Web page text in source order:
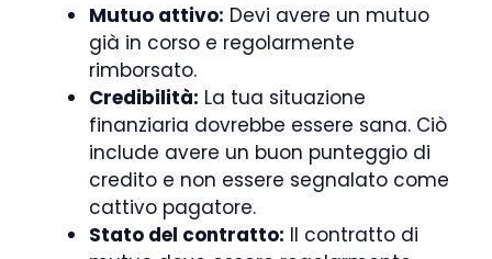
Mutuo attivo: Devi avere un mutuo
già in corso e regolarmente
rimborsato.
Credibilità: La tua situazione
finanziaria dovrebbe essere sana. Ciò
include avere un buon punteggio di
credito e non essere segnalato come
cattivo pagatore.
Stato del contratto: Il contratto di